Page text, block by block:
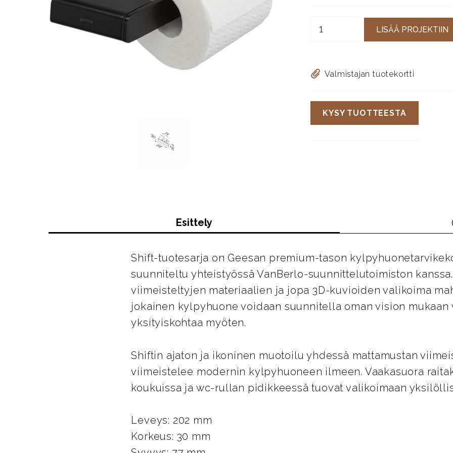
LISÄÄ PROJEKTIIN
Valmistajan tuotekortti
KYSY TUOTTEESTA
Esittely
Shift-tuotesarja on Geesan premium-tason
suunniteltu yhteistyössä VanBerlo-suunnittelutoimiston
viimeisteltyjen materiaalien ja jopa 3D-kuvioiden valikoima
jokainen kylpyhuone voidaan suunnitella oman vision mukaan
yksityiskohtaa myöten.
Shiftin ajaton ja ikoninen muotoilu yhdessä mattamustan
viimeistelee modernin kylpyhuoneen ilmeen. Vaakasuora
koukuissa ja wc-rullan pidikkeessä tuovat valikoimaan
Leveys: 202 mm
Korkeus: 30 mm